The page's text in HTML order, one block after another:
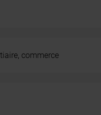
commerce